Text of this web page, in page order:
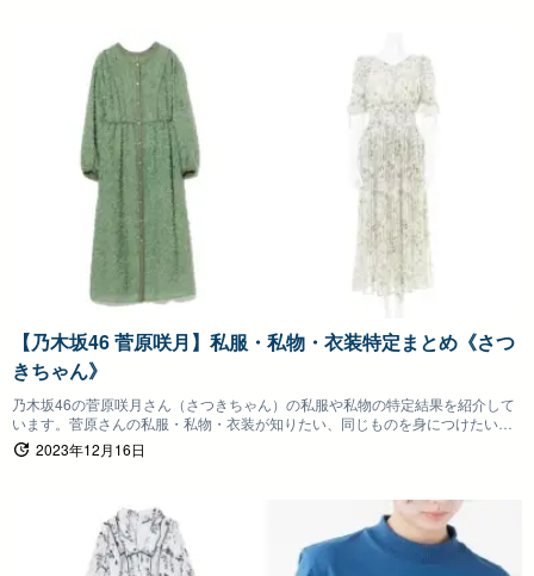
【乃木坂46 菅原咲月】私服・私物・衣装特定まとめ《さつ
きちゃん》
乃木坂46の菅原咲月さん（さつきちゃん）の私服や私物の特定結果を紹介して
います。菅原さんの私服・私物・衣装が知りたい、同じものを身につけたいフ
ァンの方は参考にしていただけると嬉しいです。
2023年12月16日